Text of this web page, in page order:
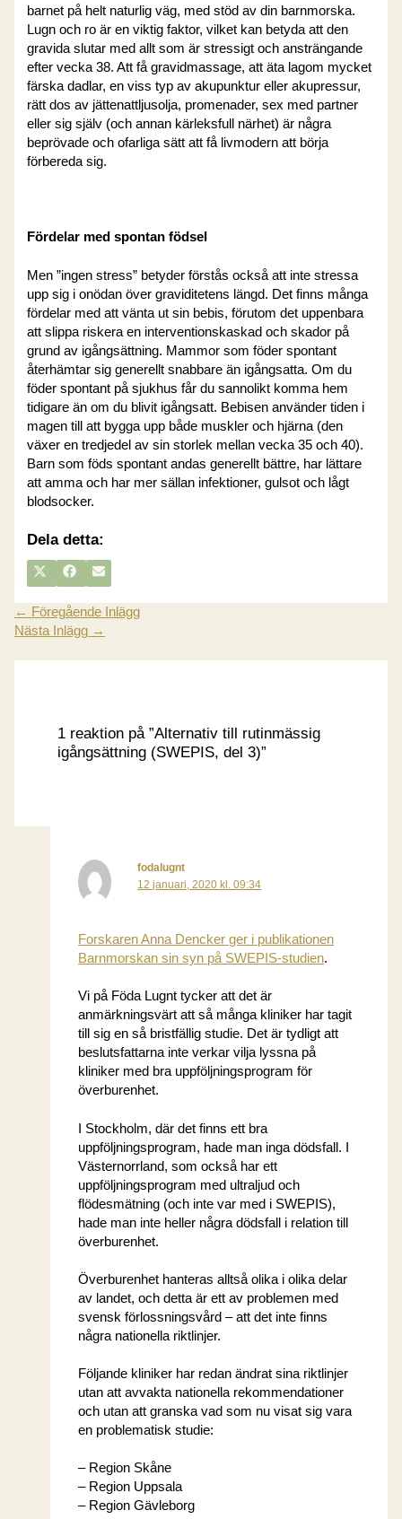
barnet på helt naturlig väg, med stöd av din barnmorska.
Lugn och ro är en viktig faktor, vilket kan betyda att den
gravida slutar med allt som är stressigt och ansträngande
efter vecka 38. Att få gravidmassage, att äta lagom mycket
färska dadlar, en viss typ av akupunktur eller akupressur,
rätt dos av jättenattljusolja, promenader, sex med partner
eller sig själv (och annan kärleksfull närhet) är några
beprövade och ofarliga sätt att få livmodern att börja
förbereda sig.
Fördelar med spontan födsel
Men ”ingen stress” betyder förstås också att inte stressa
upp sig i onödan över graviditetens längd. Det finns många
fördelar med att vänta ut sin bebis, förutom det uppenbara
att slippa riskera en interventionskaskad och skador på
grund av igångsättning. Mammor som föder spontant
återhämtar sig generellt snabbare än igångsatta. Om du
föder spontant på sjukhus får du sannolikt komma hem
tidigare än om du blivit igångsatt. Bebisen använder tiden i
magen till att bygga upp både muskler och hjärna (den
växer en tredjedel av sin storlek mellan vecka 35 och 40).
Barn som föds spontant andas generellt bättre, har lättare
att amma och har mer sällan infektioner, gulsot och lågt
blodsocker.
Dela detta:
DELA
PÅ
(TWITTER)
DELA
FACEBOOK
DELA
POST
← Föregående Inlägg
Nästa Inlägg →
1 reaktion på ”Alternativ till rutinmässig
igångsättning (SWEPIS, del 3)”
fodalugnt
12 januari, 2020 kl. 09:34
Forskaren Anna Dencker ger i publikationen
Barnmorskan sin syn på SWEPIS-studien.
Vi på Föda Lugnt tycker att det är
anmärkningsvärt att så många kliniker har tagit
till sig en så bristfällig studie. Det är tydligt att
beslutsfattarna inte verkar vilja lyssna på
kliniker med bra uppföljningsprogram för
överburenhet.
I Stockholm, där det finns ett bra
uppföljningsprogram, hade man inga dödsfall. I
Västernorrland, som också har ett
uppföljningsprogram med ultraljud och
flödesmätning (och inte var med i SWEPIS),
hade man inte heller några dödsfall i relation till
överburenhet.
Överburenhet hanteras alltså olika i olika delar
av landet, och detta är ett av problemen med
svensk förlossningsvård – att det inte finns
några nationella riktlinjer.
Följande kliniker har redan ändrat sina riktlinjer
utan att avvakta nationella rekommendationer
och utan att granska vad som nu visat sig vara
en problematisk studie:
– Region Skåne
– Region Uppsala
– Region Gävleborg